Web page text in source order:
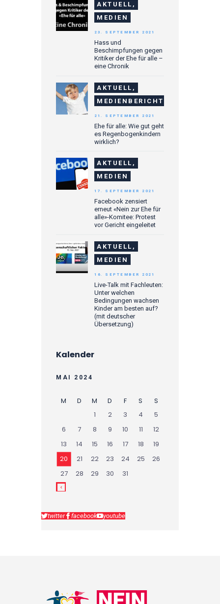
AKTUELL,
MEDIEN
Hass und
Beschimpfungen gegen
Kritiker der Ehe für alle –
eine Chronik
23. SEPTEMBER 2021
AKTUELL,
MEDIENBERICHTE
Ehe für alle: Wie gut geht
es Regenbogenkindern
wirklich?
21. SEPTEMBER 2021
AKTUELL,
MEDIEN
Facebook zensiert
erneut «Nein zur Ehe für
alle»-Komitee: Protest
vor Gericht eingeleitet
17. SEPTEMBER 2021
AKTUELL,
MEDIEN
Live-Talk mit Fachleuten:
Unter welchen
Bedingungen wachsen
Kinder am besten auf?
(mit deutscher
Übersetzung)
16. SEPTEMBER 2021
Kalender
MAI 2024
M D M D F S
S
1
2 3 4
5
6
7 8 9 10 11
12
13
14 15 16 17 18
19
20
21 22 23 24 25
26
27
28 29 30 31
twitter facebook youtube